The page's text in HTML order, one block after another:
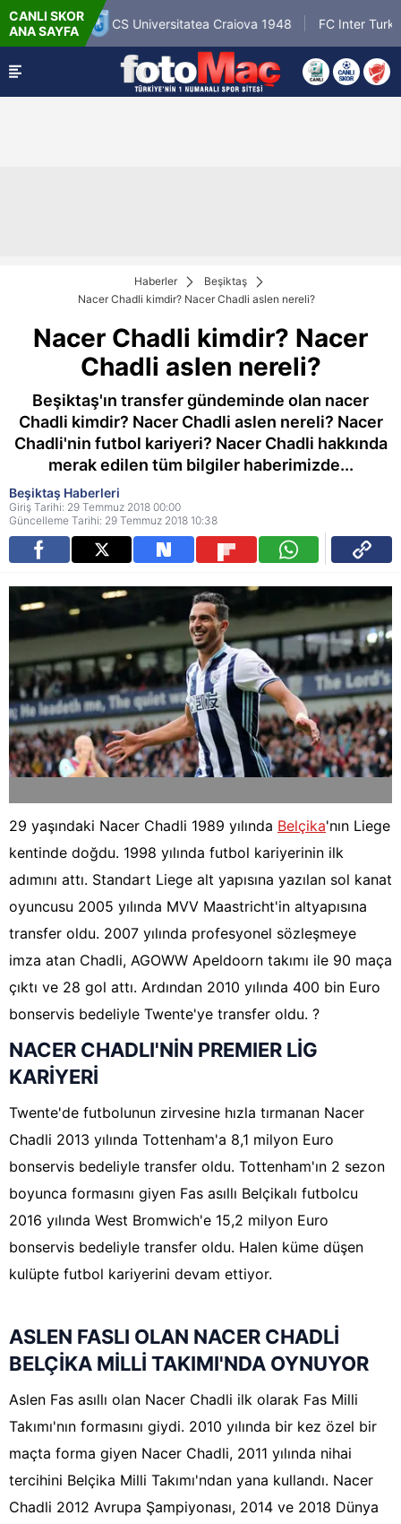
CANLI SKOR
ANA SAYFA
- Per
18:00
CS Universitatea Craiova 1948 FC Inter Turku
Haberler
Beşiktaş
Nacer Chadli kimdir? Nacer Chadli aslen nereli?
Nacer Chadli kimdir? Nacer
Chadli aslen nereli?
Beşiktaş'ın transfer gündeminde olan nacer
Chadli kimdir? Nacer Chadli aslen nereli? Nacer
Chadli'nin futbol kariyeri? Nacer Chadli hakkında
merak edilen tüm bilgiler haberimizde...
Beşiktaş Haberleri
Giriş Tarihi: 29 Temmuz 2018 00:00
Güncelleme Tarihi: 29 Temmuz 2018 10:38
29 yaşındaki Nacer Chadli 1989 yılında Belçika'nın Liege
kentinde doğdu. 1998 yılında futbol kariyerinin ilk
adımını attı. Standart Liege alt yapısına yazılan sol kanat
oyuncusu 2005 yılında MVV Maastricht'in altyapısına
transfer oldu. 2007 yılında profesyonel sözleşmeye
imza atan Chadli, AGOWW Apeldoorn takımı ile 90 maça
çıktı ve 28 gol attı. Ardından 2010 yılında 400 bin Euro
bonservis bedeliyle Twente'ye transfer oldu. ?
NACER CHADLI'NİN PREMIER LİG
KARİYERİ
Twente'de futbolunun zirvesine hızla tırmanan Nacer
Chadli 2013 yılında Tottenham'a 8,1 milyon Euro
bonservis bedeliyle transfer oldu. Tottenham'ın 2 sezon
boyunca formasını giyen Fas asıllı Belçikalı futbolcu
2016 yılında West Bromwich'e 15,2 milyon Euro
bonservis bedeliyle transfer oldu. Halen küme düşen
kulüpte futbol kariyerini devam ettiyor.
ASLEN FASLI OLAN NACER CHADLİ
BELÇİKA MİLLİ TAKIMI'NDA OYNUYOR
Aslen Fas asıllı olan Nacer Chadli ilk olarak Fas Milli
Takımı'nın formasını giydi. 2010 yılında bir kez özel bir
maçta forma giyen Nacer Chadli, 2011 yılında nihai
tercihini Belçika Milli Takımı'ndan yana kullandı. Nacer
Chadli 2012 Avrupa Şampiyonası, 2014 ve 2018 Dünya